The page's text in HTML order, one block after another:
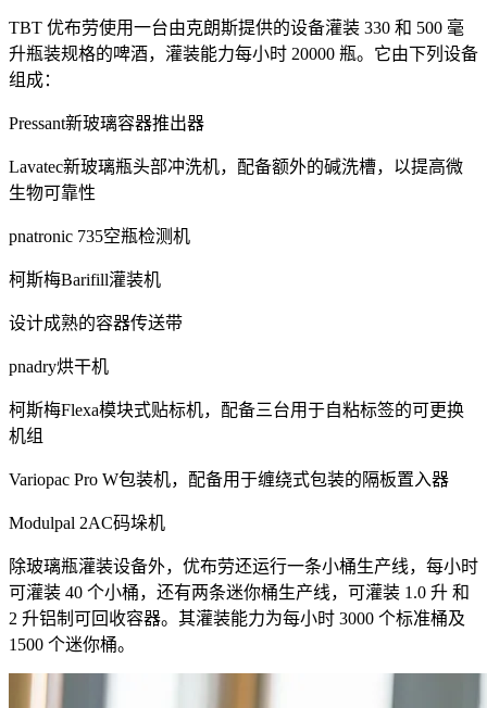
TBT 优布劳使用一台由克朗斯提供的设备灌装 330 和 500 毫
升瓶装规格的啤酒，灌装能力每小时 20000 瓶。它由下列设备
组成：
Pressant新玻璃容器推出器
Lavatec新玻璃瓶头部冲洗机，配备额外的碱洗槽，以提高微
生物可靠性
pnatronic 735空瓶检测机
柯斯梅Barifill灌装机
设计成熟的容器传送带
pnadry烘干机
柯斯梅Flexa模块式贴标机，配备三台用于自粘标签的可更换
机组
Variopac Pro W包装机，配备用于缠绕式包装的隔板置入器
Modulpal 2AC码垛机
除玻璃瓶灌装设备外，优布劳还运行一条小桶生产线，每小时
可灌装 40 个小桶，还有两条迷你桶生产线，可灌装 1.0 升 和
2 升铝制可回收容器。其灌装能力为每小时 3000 个标准桶及
1500 个迷你桶。